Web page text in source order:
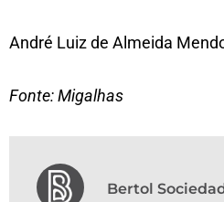
André Luiz de Almeida
Fonte: Migalhas
Bertol